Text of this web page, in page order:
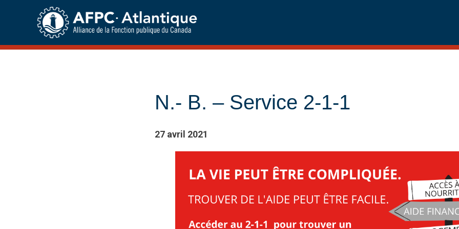
N.- B. – Service 2-1-1
27 avril 2021